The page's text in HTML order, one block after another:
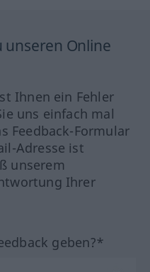
unseren Online
Ihnen ein Fehler
uns einfach mal
Feedback-Formular
Adresse ist
unserem
Ihrer
geben?*